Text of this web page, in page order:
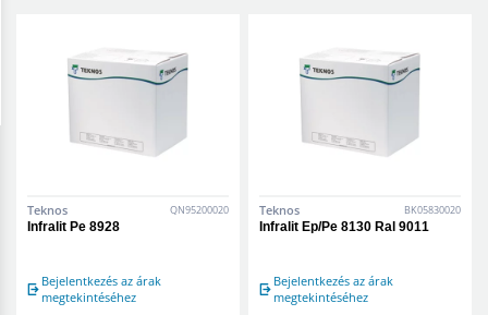
Teknos QN95200020
Infralit Pe 8928
Bejelentkezés az árak
megtekintéséhez
Teknos BK05830020
Infralit Ep/Pe 8130 Ral 9011
Bejelentkezés az árak
megtekintéséhez